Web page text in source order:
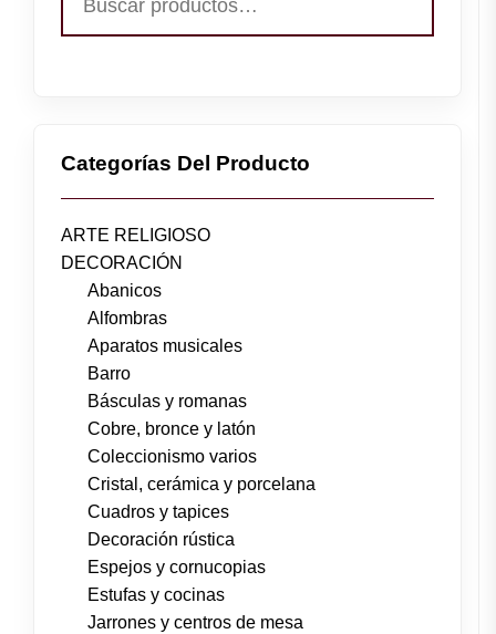
por:
Categorías Del Producto
ARTE RELIGIOSO
DECORACIÓN
Abanicos
Alfombras
Aparatos musicales
Barro
Básculas y romanas
Cobre, bronce y latón
Coleccionismo varios
Cristal, cerámica y porcelana
Cuadros y tapices
Decoración rústica
Espejos y cornucopias
Estufas y cocinas
Jarrones y centros de mesa